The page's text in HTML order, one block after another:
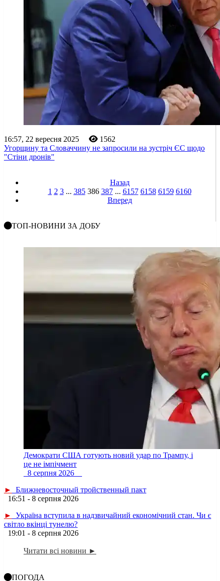
16:57, 22 вересня 2025
1562
Угорщину та Словаччину не запросили на зустріч ЄС щодо
"Стіни дронів"
Назад
1 2 3 ... 385 386 387 ... 6157 6158 6159 6160
Вперед
ТОП-НОВИНИ ЗА ДОБУ
Демократи США готують новий удар по Трампу, і
це не імпічмент
8 серпня 2026
►
Ближневосточный тройственный пакт
16:51 - 8 серпня 2026
►
Україна вступила в надзвичайний економічний стан. Чи є
світло вкінці тунелю?
19:01 - 8 серпня 2026
Читати всі новини ►
ПОГОДА